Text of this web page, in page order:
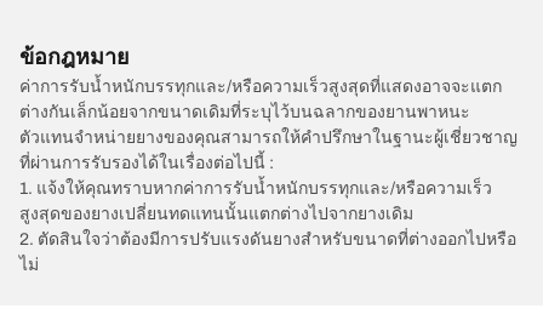
ข้อกฎหมาย
ค่าการรับน้ำหนักบรรทุกและ/หรือความเร็วสูงสุดที่แสดงอาจจะแตก
ต่างกันเล็กน้อยจากขนาดเดิมที่ระบุไว้บนฉลากของยานพาหนะ
ตัวแทนจำหน่ายยางของคุณสามารถให้คำปรึกษาในฐานะผู้เชี่ยวชาญ
ที่ผ่านการรับรองได้ในเรื่องต่อไปนี้ :
1. แจ้งให้คุณทราบหากค่าการรับน้ำหนักบรรทุกและ/หรือความเร็ว
สูงสุดของยางเปลี่ยนทดแทนนั้นแตกต่างไปจากยางเดิม
2. ตัดสินใจว่าต้องมีการปรับแรงดันยางสำหรับขนาดที่ต่างออกไปหรือ
ไม่